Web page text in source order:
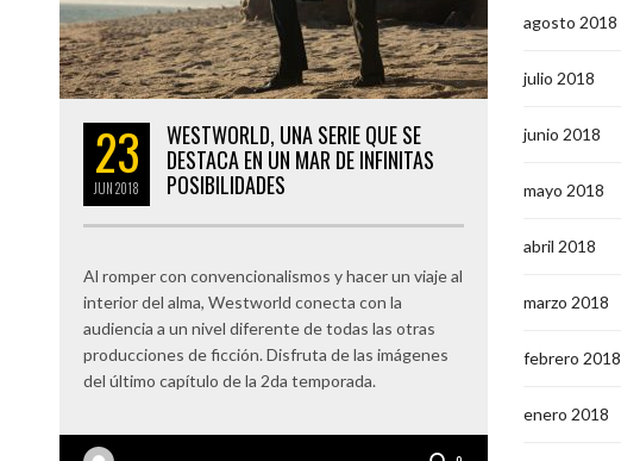
23
JUN2018
WESTWORLD, UNA SERIE QUE SE
DESTACA EN UN MAR DE INFINITAS
POSIBILIDADES
Al romper con convencionalismos y hacer un viaje al
interior del alma, Westworld conecta con la
audiencia a un nivel diferente de todas las otras
producciones de ficción. Disfruta de las imágenes
del último capítulo de la 2da temporada.
agosto 2018
julio 2018
junio 2018
mayo 2018
abril 2018
marzo 2018
febrero 2018
enero 2018